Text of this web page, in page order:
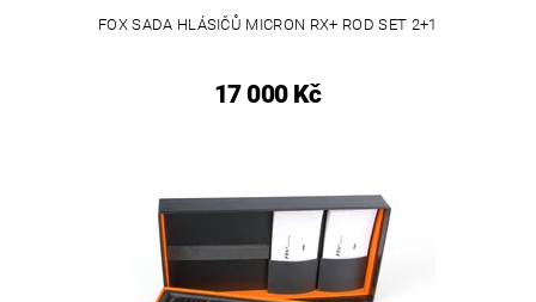
FOX SADA HLÁSIČŮ MICRON RX+ ROD SET 2+1
17 000 Kč